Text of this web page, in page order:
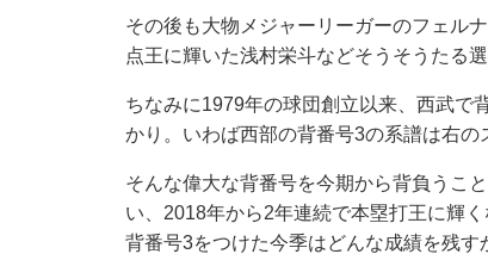
その後も大物メジャーリーガーのフェル
点王に輝いた浅村栄斗などそうそうたる
ちなみに1979年の球団創立以来、西武で
かり。いわば西部の背番号3の系譜は右の
そんな偉大な背番号を今期から背負うこ
い、2018年から2年連続で本塁打王に輝
背番号3をつけた今季はどんな成績を残す